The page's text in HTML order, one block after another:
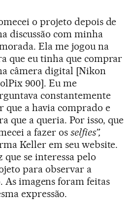
o projeto depois de
discussão com minha
Ela me jogou na
que eu tinha que comprar
câmera digital [Nikon
900]. Eu me
constantemente
que a havia comprado e
que a queria. Por isso, que
a fazer os selfies”,
Keller em seu website.
que se interessa pelo
para observar a
As imagens foram feitas
expressão.